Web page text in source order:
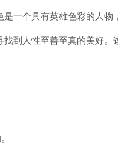
一个具有英雄色彩的人物
到人性至善至真的美好。